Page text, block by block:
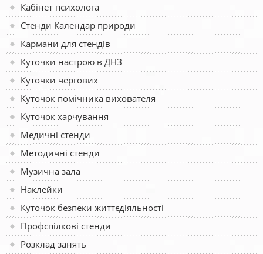
Кабінет психолога
Стенди Календар природи
Кармани для стендів
Куточки настрою в ДНЗ
Куточки чергових
Куточок помічника вихователя
Куточок харчування
Медичні стенди
Методичні стенди
Музична зала
Наклейки
Куточок безпеки життєдіяльності
Профспілкові стенди
Розклад занять